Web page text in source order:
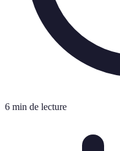
6 min de lecture